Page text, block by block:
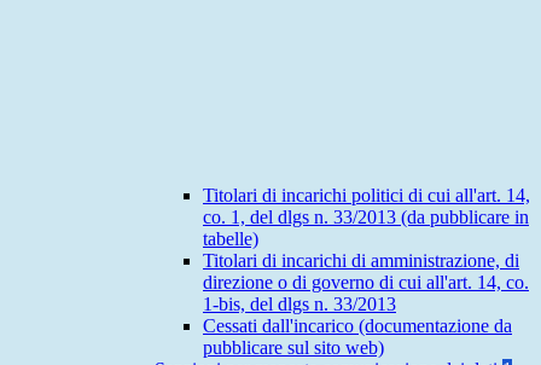
Titolari di incarichi politici di cui all'art. 14,
co. 1, del dlgs n. 33/2013 (da pubblicare in
tabelle)
Titolari di incarichi di amministrazione, di
direzione o di governo di cui all'art. 14, co.
1-bis, del dlgs n. 33/2013
Cessati dall'incarico (documentazione da
pubblicare sul sito web)